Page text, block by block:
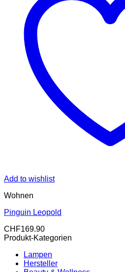
Add to wishlist
Wohnen
Pinguin Leopold
CHF169.90
Produkt-Kategorien
Lampen
Hersteller